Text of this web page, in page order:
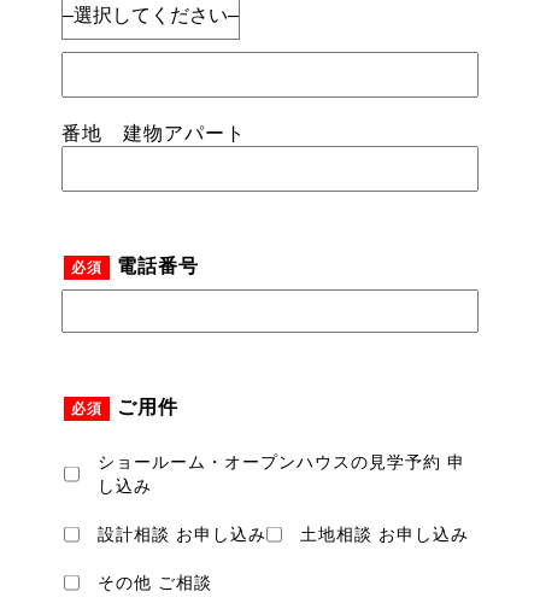
番地 建物アパート
必須 電話番号
必須 ご用件
ショールーム・オープンハウスの見学予約 申
し込み
設計相談 お申し込み 土地相談 お申し込み
その他 ご相談